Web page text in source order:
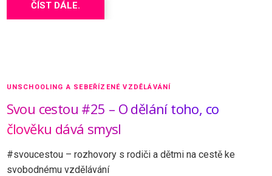
ČÍST DÁLE.
UNSCHOOLING A SEBEŘÍZENÉ VZDĚLÁVÁNÍ
Svou cestou #25 – O dělání toho, co
člověku dává smysl
#svoucestou – rozhovory s rodiči a dětmi na cestě ke
svobodnému vzdělávání